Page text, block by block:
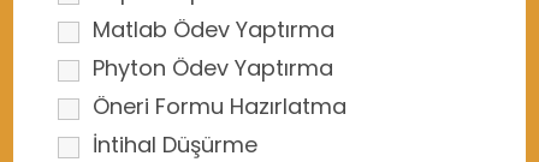
Matlab Ödev Yaptırma
Phyton Ödev Yaptırma
Öneri Formu Hazırlatma
İntihal Düşürme